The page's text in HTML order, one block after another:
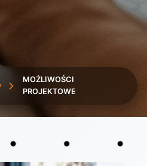
MOŻLIWOŚCI
PROJEKTOWE